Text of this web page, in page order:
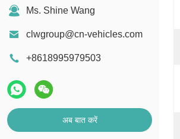
Ms. Shine Wang
clwgroup@cn-vehicles.com
+8618995979503
अब बात करें